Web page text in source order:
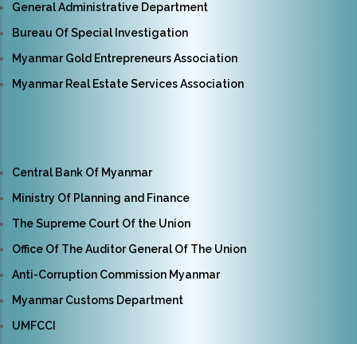
General Administrative Department
Bureau Of Special Investigation
Myanmar Gold Entrepreneurs Association
Myanmar Real Estate Services Association
Central Bank Of Myanmar
Ministry Of Planning and Finance
The Supreme Court Of the Union
Office Of The Auditor General Of The Union
Anti-Corruption Commission Myanmar
Myanmar Customs Department
UMFCCI